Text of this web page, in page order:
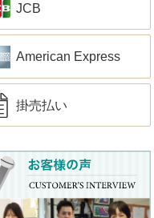
JCB
American Express
掛売払い